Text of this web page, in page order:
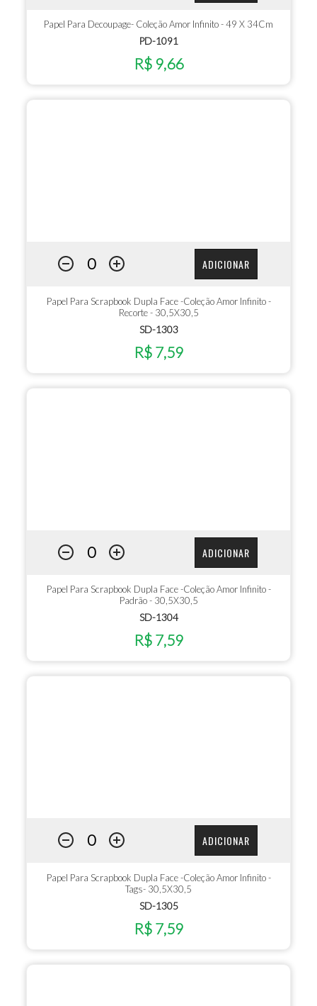
Papel Para Decoupage- Coleção Amor Infinito - 49 X 34Cm
PD-1091
R$ 9,66
ADICIONAR
Papel Para Scrapbook Dupla Face -Coleção Amor Infinito -
Recorte - 30,5X30,5
SD-1303
R$ 7,59
ADICIONAR
Papel Para Scrapbook Dupla Face -Coleção Amor Infinito -
Padrão - 30,5X30,5
SD-1304
R$ 7,59
ADICIONAR
Papel Para Scrapbook Dupla Face -Coleção Amor Infinito -
Tags- 30,5X30,5
SD-1305
R$ 7,59